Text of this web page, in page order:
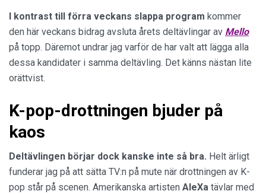
I kontrast till förra veckans slappa program kommer
den här veckans bidrag avsluta årets deltävlingar av Mello
på topp. Däremot undrar jag varför de har valt att lägga alla
dessa kandidater i samma deltävling. Det känns nästan lite
orättvist.
K-pop-drottningen bjuder på
kaos
Deltävlingen börjar dock kanske inte så bra. Helt ärligt
funderar jag på att sätta TV:n på mute när drottningen av K-
pop står på scenen. Amerikanska artisten AleXa tävlar med